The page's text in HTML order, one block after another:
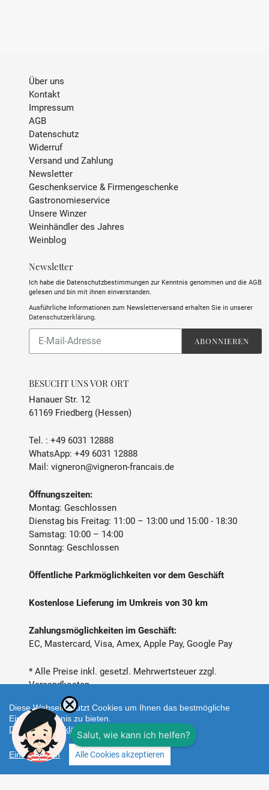
Über uns
Kontakt
Impressum
AGB
Datenschutz
Widerruf
Versand und Zahlung
Newsletter
Geschenkservice & Firmengeschenke
Gastronomieservice
Unsere Winzer
Weinhändler des Jahres
Weinblog
Newsletter
Ich habe die Datenschutzbestimmungen zur Kenntnis genommen und die AGB
gelesen und bin mit ihnen einverstanden.
Ausführliche Informationen zum Newsletterversand erhalten Sie in unserer
Datenschutzerklärung.
unsere
ABONNIEREN
BESUCHT UNS VOR ORT
Hanauer Str. 12
61169 Friedberg (Hessen)
Tel. : +49 6031 12888
WhatsApp: +49 6031 12888
Mail: vigneron@vigneron-francais.de
Öffnungszeiten:
Montag: Geschlossen
Dienstag bis Freitag: 11:00 – 13:00 und 15:00 - 18:30
Samstag: 10:00 – 14:00
Sonntag: Geschlossen
Öffentliche Parkmöglichkeiten vor dem Geschäft
Kostenlose Lieferung im Umkreis von 30 km
Zahlungsmöglichkeiten im Geschäft:
EC, Mastercard, Visa, Amex, Apple Pay, Google Pay
* Alle Preise inkl. gesetzl. Mehrwertsteuer zzgl.
Versandkosten
Zahlungsarten
Diese Webseite nutzt Cookies um Ihnen das bestmögliche
Einkaufserlebnis zu bieten.
Datenschutzerklärung
Einstellungen Alle Cookies akzeptieren